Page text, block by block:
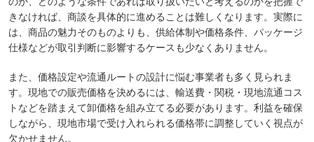
きなければ、商談を具体的に進めることは難しくなります。実際に
は、商品の魅力そのものよりも、供給体制や価格条件、パッケージ
仕様などが取引判断に影響するケースも少なくありません。
また、価格設定や流通ルートの設計に悩む事業者も多く見られま
す。現地での販売価格を決めるには、輸送費・関税・現地流通コス
トなどを踏まえて卸価格を組み立てる必要があります。利益を確保
しながら、現地市場で受け入れられる価格帯に調整していく視点が
欠かせません。